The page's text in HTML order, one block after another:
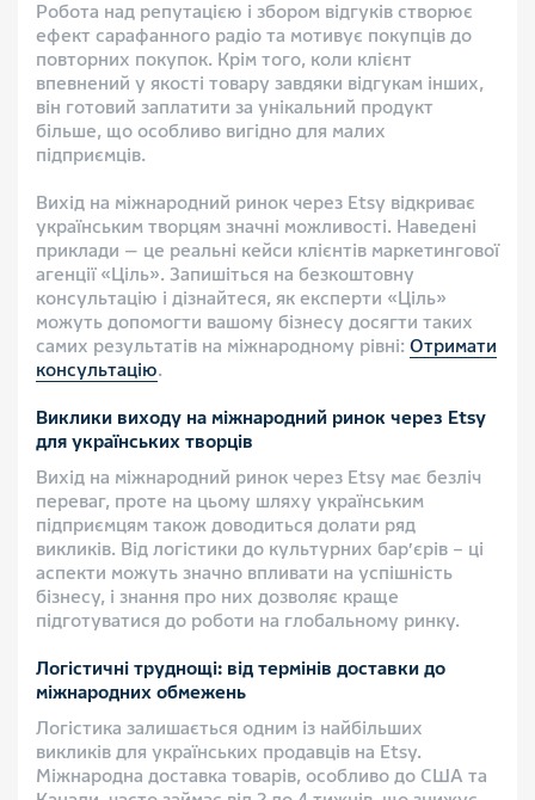
Робота над репутацією і збором відгуків створює
ефект сарафанного радіо та мотивує покупців до
повторних покупок. Крім того, коли клієнт
впевнений у якості товару завдяки відгукам інших,
він готовий заплатити за унікальний продукт
більше, що особливо вигідно для малих
підприємців.
Вихід на міжнародний ринок через Etsy відкриває
українським творцям значні можливості. Наведені
приклади — це реальні кейси клієнтів маркетингової
агенції «Ціль». Запишіться на безкоштовну
консультацію і дізнайтеся, як експерти «Ціль»
можуть допомогти вашому бізнесу досягти таких
самих результатів на міжнародному рівні: Отримати
консультацію.
Виклики виходу на міжнародний ринок через Etsy
для українських творців
Вихід на міжнародний ринок через Etsy має безліч
переваг, проте на цьому шляху українським
підприємцям також доводиться долати ряд
викликів. Від логістики до культурних бар’єрів – ці
аспекти можуть значно впливати на успішність
бізнесу, і знання про них дозволяє краще
підготуватися до роботи на глобальному ринку.
Логістичні труднощі: від термінів доставки до
міжнародних обмежень
Логістика залишається одним із найбільших
викликів для українських продавців на Etsy.
Міжнародна доставка товарів, особливо до США та